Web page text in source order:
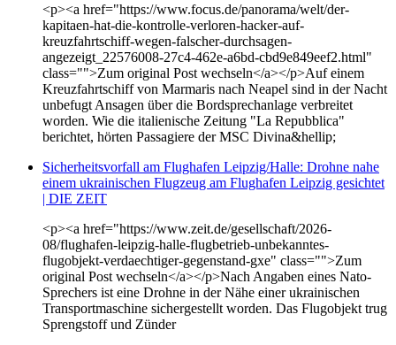
<p><a href="https://www.focus.de/panorama/welt/der-
kapitaen-hat-die-kontrolle-verloren-hacker-auf-
kreuzfahrtschiff-wegen-falscher-durchsagen-
angezeigt_22576008-27c4-462e-a6bd-cbd9e849eef2.html"
class="">Zum original Post wechseln</a></p>Auf einem
Kreuzfahrtschiff von Marmaris nach Neapel sind in der Nacht
unbefugt Ansagen über die Bordsprechanlage verbreitet
worden. Wie die italienische Zeitung "La Repubblica"
berichtet, hörten Passagiere der MSC Divina&hellip;
Sicherheitsvorfall am Flughafen Leipzig/Halle: Drohne nahe
einem ukrainischen Flugzeug am Flughafen Leipzig gesichtet
| DIE ZEIT
<p><a href="https://www.zeit.de/gesellschaft/2026-
08/flughafen-leipzig-halle-flugbetrieb-unbekanntes-
flugobjekt-verdaechtiger-gegenstand-gxe" class="">Zum
original Post wechseln</a></p>Nach Angaben eines Nato-
Sprechers ist eine Drohne in der Nähe einer ukrainischen
Transportmaschine sichergestellt worden. Das Flugobjekt trug
Sprengstoff und Zünder